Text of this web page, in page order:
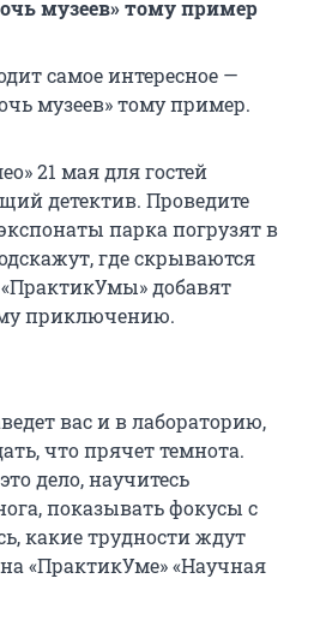
музеев» тому пример
самое интересное —
музеев» тому пример.
21 мая для гостей
детектив. Проведите
парка погрузят в
где скрываются
добавят
приключению.
вас и в лабораторию,
что прячет темнота.
дело, научитесь
показывать фокусы с
какие трудности ждут
«ПрактикУме» «Научная